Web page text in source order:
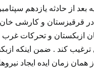
از حادثه یازدهم
قرقیزستان و کارشی
ترغیب کند . ضمن اینکه
از همان زمان ایده